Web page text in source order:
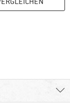
hier! Öffnet